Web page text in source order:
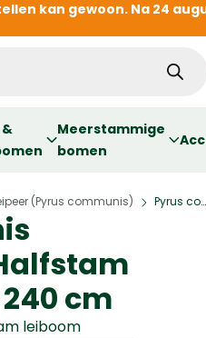
kan gewoon. Na 24
Meerstammige
bomen
(Pyrus communis) » Pyrus communis ‘Conference’ | Halfstam leiboom | 220 – 240 cm
cm
leiboom